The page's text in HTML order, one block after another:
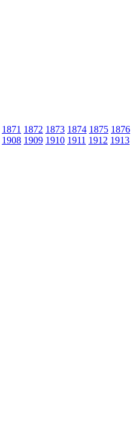
1871 1872 1873 1874 1875 1876
1908 1909 1910 1911 1912 1913